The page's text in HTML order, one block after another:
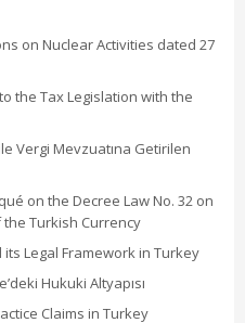
on Nuclear Activities dated 27
the Tax Legislation with the
Vergi Mevzuatına Getirilen
on the Decree Law No. 32 on
Turkish Currency
Legal Framework in Turkey
Hukuki Altyapısı
Claims in Turkey